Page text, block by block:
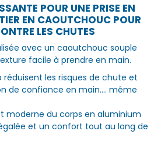
POUR UNE PRISE EN
EN CAOUTCHOUC POUR
LES CHUTES
avec un caoutchouc souple
facile à prendre en main.
réduisent les risques de chute et
de confiance en main.... même
moderne du corps en aluminium
et un confort tout au long de